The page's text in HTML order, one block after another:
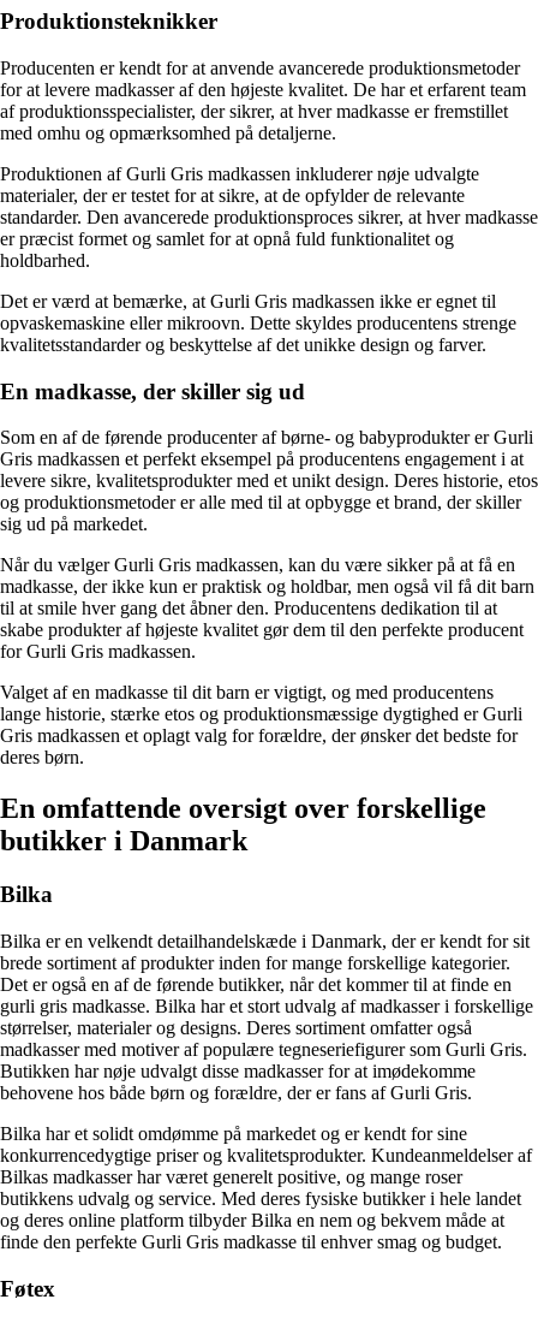
Produktionsteknikker
Producenten er kendt for at anvende avancerede produktionsmetoder
for at levere madkasser af den højeste kvalitet. De har et erfarent team
af produktionsspecialister, der sikrer, at hver madkasse er fremstillet
med omhu og opmærksomhed på detaljerne.
Produktionen af Gurli Gris madkassen inkluderer nøje udvalgte
materialer, der er testet for at sikre, at de opfylder de relevante
standarder. Den avancerede produktionsproces sikrer, at hver madkasse
er præcist formet og samlet for at opnå fuld funktionalitet og
holdbarhed.
Det er værd at bemærke, at Gurli Gris madkassen ikke er egnet til
opvaskemaskine eller mikroovn. Dette skyldes producentens strenge
kvalitetsstandarder og beskyttelse af det unikke design og farver.
En madkasse, der skiller sig ud
Som en af ​​de førende producenter af børne- og babyprodukter er Gurli
Gris madkassen et perfekt eksempel på producentens engagement i at
levere sikre, kvalitetsprodukter med et unikt design. Deres historie, etos
og produktionsmetoder er alle med til at opbygge et brand, der skiller
sig ud på markedet.
Når du vælger Gurli Gris madkassen, kan du være sikker på at få en
madkasse, der ikke kun er praktisk og holdbar, men også vil få dit barn
til at smile hver gang det åbner den. Producentens dedikation til at
skabe produkter af højeste kvalitet gør dem til den perfekte producent
for Gurli Gris madkassen.
Valget af en madkasse til dit barn er vigtigt, og med producentens
lange historie, stærke etos og produktionsmæssige dygtighed er Gurli
Gris madkassen et oplagt valg for forældre, der ønsker det bedste for
deres børn.
En omfattende oversigt over forskellige
butikker i Danmark
Bilka
Bilka er en velkendt detailhandelskæde i Danmark, der er kendt for sit
brede sortiment af produkter inden for mange forskellige kategorier.
Det er også en af de førende butikker, når det kommer til at finde en
gurli gris madkasse. Bilka har et stort udvalg af madkasser i forskellige
størrelser, materialer og designs. Deres sortiment omfatter også
madkasser med motiver af populære tegneseriefigurer som Gurli Gris.
Butikken har nøje udvalgt disse madkasser for at imødekomme
behovene hos både børn og forældre, der er fans af Gurli Gris.
Bilka har et solidt omdømme på markedet og er kendt for sine
konkurrencedygtige priser og kvalitetsprodukter. Kundeanmeldelser af
Bilkas madkasser har været generelt positive, og mange roser
butikkens udvalg og service. Med deres fysiske butikker i hele landet
og deres online platform tilbyder Bilka en nem og bekvem måde at
finde den perfekte Gurli Gris madkasse til enhver smag og budget.
Føtex